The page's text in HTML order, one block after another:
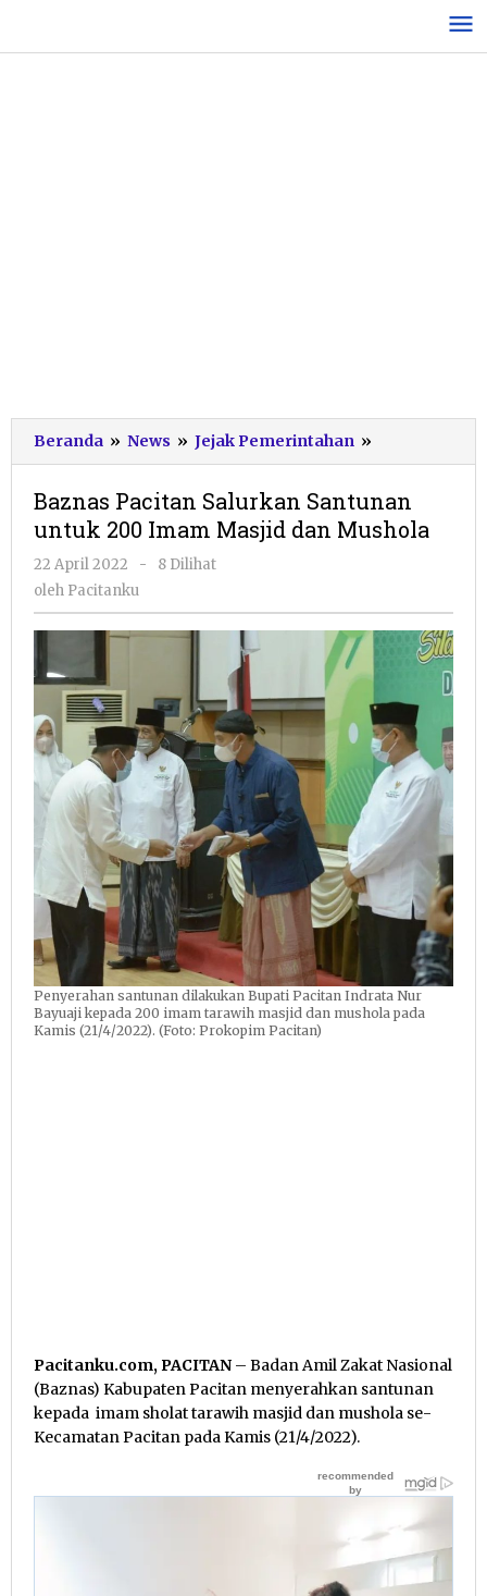
konten
Beranda » News » Jejak Pemerintahan »
Pacitan
Santunan
untuk
Mushola
Baznas Pacitan Salurkan Santunan
untuk 200 Imam Masjid dan Mushola
22 April 2022
oleh
Pacitanku
-
8 Dilihat
oleh Pacitanku
Penyerahan santunan dilakukan Bupati Pacitan Indrata Nur
Bayuaji kepada 200 imam tarawih masjid dan mushola pada
Kamis (21/4/2022). (Foto: Prokopim Pacitan)
Pacitanku.com, PACITAN – Badan Amil Zakat Nasional
(Baznas) Kabupaten Pacitan menyerahkan santunan
kepada imam sholat tarawih masjid dan mushola se-
Kecamatan Pacitan pada Kamis (21/4/2022).